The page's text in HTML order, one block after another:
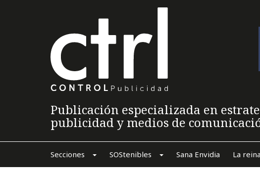
Publicación especializada en
publicidad y medios de
Secciones SOStenibles Sana Envidia La